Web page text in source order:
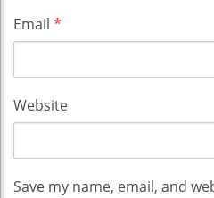
Email *
Website
Save my name, email, and